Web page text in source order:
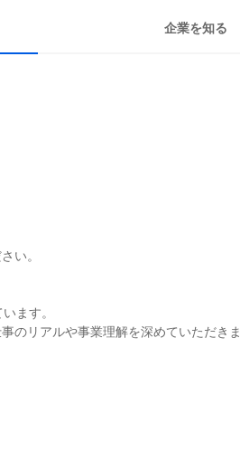
企業を知る
い。
ます。
のリアルや事業理解を深めていただき